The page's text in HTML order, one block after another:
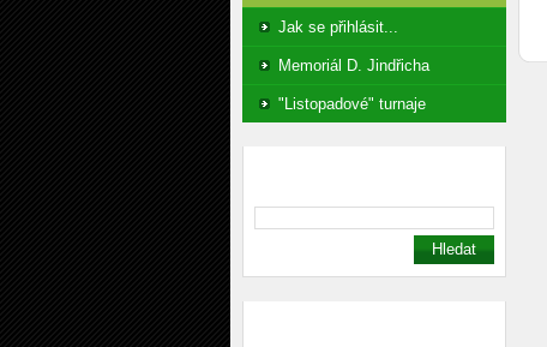
Jak se přihlásit...
Memoriál D. Jindřicha
"Listopadové" turnaje